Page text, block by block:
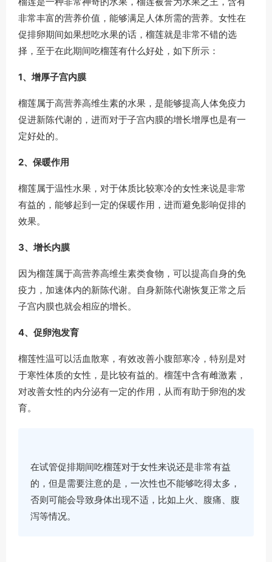
非常丰富的营养价值，能够满足人体所需的营养。女性在
促排卵期间如果想吃水果的话，榴莲就是非常不错的选
择，至于在此期间吃榴莲有什么好处，如下所示：
1、增厚子宫内膜
榴莲属于高营养高维生素的水果，是能够提高人体免疫力
促进新陈代谢的，进而对于子宫内膜的增长增厚也是有一
定好处的。
2、保暖作用
榴莲属于温性水果，对于体质比较寒冷的女性来说是非常
有益的，能够起到一定的保暖作用，进而避免影响促排的
效果。
3、增长内膜
因为榴莲属于高营养高维生素类食物，可以提高自身的免
疫力，加速体内的新陈代谢。自身新陈代谢恢复正常之后
子宫内膜也就会相应的增长。
4、促卵泡发育
榴莲性温可以活血散寒，有效改善小腹部寒冷，特别是对
于寒性体质的女性，是比较有益的。榴莲中含有雌激素，
对改善女性的内分泌有一定的作用，从而有助于卵泡的发
育。
在试管促排期间吃榴莲对于女性来说还是非常有益
的，但是需要注意的是，一次性也不能够吃得太多，
否则可能会导致身体出现不适，比如上火、腹痛、腹
泻等情况。